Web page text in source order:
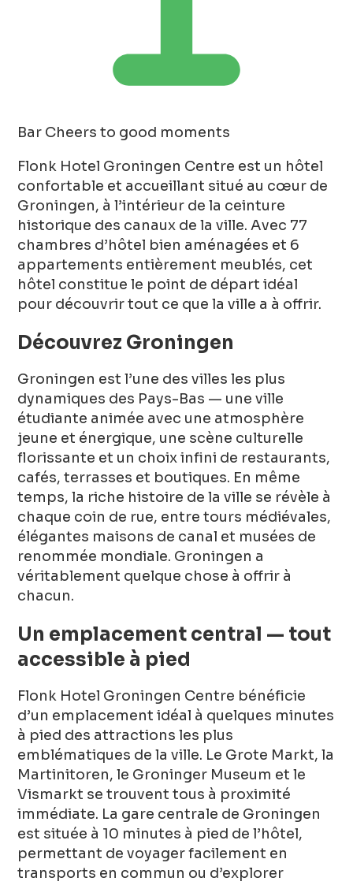
Bar Cheers to good moments
Flonk Hotel Groningen Centre est un hôtel
confortable et accueillant situé au cœur de
Groningen, à l’intérieur de la ceinture
historique des canaux de la ville. Avec 77
chambres d’hôtel bien aménagées et 6
appartements entièrement meublés, cet
hôtel constitue le point de départ idéal
pour découvrir tout ce que la ville a à offrir.
Découvrez Groningen
Groningen est l’une des villes les plus
dynamiques des Pays-Bas — une ville
étudiante animée avec une atmosphère
jeune et énergique, une scène culturelle
florissante et un choix infini de restaurants,
cafés, terrasses et boutiques. En même
temps, la riche histoire de la ville se révèle à
chaque coin de rue, entre tours médiévales,
élégantes maisons de canal et musées de
renommée mondiale. Groningen a
véritablement quelque chose à offrir à
chacun.
Un emplacement central — tout
accessible à pied
Flonk Hotel Groningen Centre bénéficie
d’un emplacement idéal à quelques minutes
à pied des attractions les plus
emblématiques de la ville. Le Grote Markt, la
Martinitoren, le Groninger Museum et le
Vismarkt se trouvent tous à proximité
immédiate. La gare centrale de Groningen
est située à 10 minutes à pied de l’hôtel,
permettant de voyager facilement en
transports en commun ou d’explorer